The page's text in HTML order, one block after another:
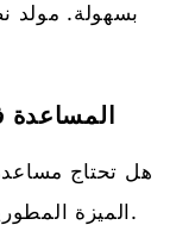
بسهولة. مولد
➥
هل تحتاج
الميزة المطورين على حل تحديات البرمجة بسرعة.